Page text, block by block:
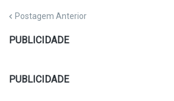
Postagem Anterior
PUBLICIDADE
PUBLICIDADE